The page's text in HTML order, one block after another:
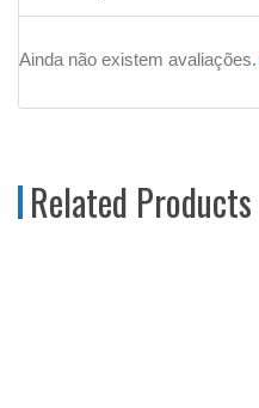
Ainda não existem avaliações.
Related Products